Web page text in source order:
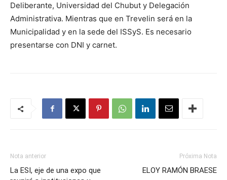
Deliberante, Universidad del Chubut y Delegación
Administrativa. Mientras que en Trevelin será en la
Municipalidad y en la sede del ISSyS. Es necesario
presentarse con DNI y carnet.
Nota anterior
La ESI, eje de una expo que
Próxima Nota
ELOY RAMÓN BRAESE